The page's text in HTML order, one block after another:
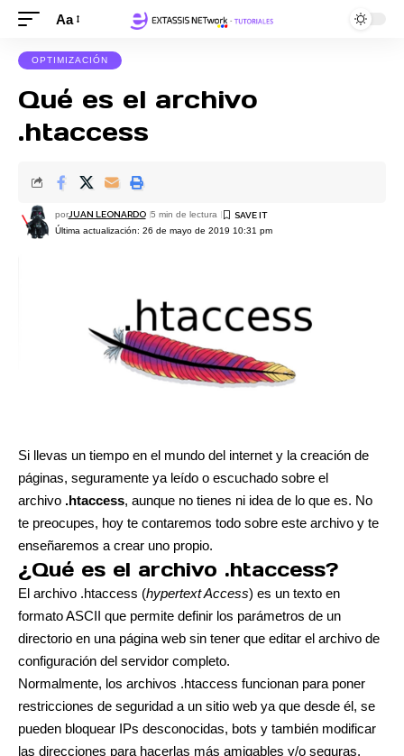
Aa
OPTIMIZACIÓN
Qué es el archivo
.htaccess
Última actualización: 26 de mayo de 2019 10:31 pm
porJUAN LEONARDO 5 min de lectura
Si llevas un tiempo en el mundo del internet y la creación de
páginas, seguramente ya leído o escuchado sobre el
archivo .htaccess, aunque no tienes ni idea de lo que es. No
te preocupes, hoy te contaremos todo sobre este archivo y te
enseñaremos a crear uno propio.
¿Qué es el archivo .htaccess?
El archivo .htaccess (hypertext Access) es un texto en
formato ASCII que permite definir los parámetros de un
directorio en una página web sin tener que editar el archivo de
configuración del servidor completo.
Normalmente, los archivos .htaccess funcionan para poner
restricciones de seguridad a un sitio web ya que desde él, se
pueden bloquear IPs desconocidas, bots y también modificar
las direcciones para hacerlas más amigables y/o seguras.